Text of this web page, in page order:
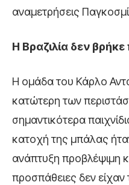
αναμετρήσεις
Η Βραζιλία δεν
Η ομάδα του Κάρλο
κατώτερη των
σημαντικότερα
κατοχή της μπάλας
ανάπτυξη προβλέψιμη
προσπάθειες δεν